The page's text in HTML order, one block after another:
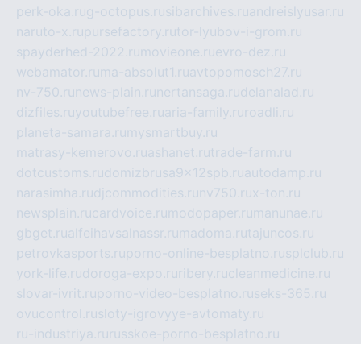
perk-oka.rug-octopus.rusibarchives.ruandreislyusar.ru
naruto-x.rupursefactory.rutor-lyubov-i-grom.ru
spayderhed-2022.ru movieone.ruevro-dez.ru
webamator.ru ma-absolut1.ruavtopomosch27.ru
nv-750.ru news-plain.ru nertansaga.rudelanalad.ru
dizfiles.ruyoutubefree.ruaria-family.ru roadli.ru
planeta-samara.ru mysmartbuy.ru
matrasy-kemerovo.ruashanet.rutrade-farm.ru
dotcustoms.rudomizbrusa9x12spb.ruautodamp.ru
narasimha.rudjcommodities.ru nv750.rux-ton.ru
newsplain.rucardvoice.ru modopaper.ru manunae.ru
gbget.rualfeihavsalnassr.ru madoma.rutajuncos.ru
petrovkasports.ruporno-online-besplatno.rusplclub.ru
york-life.rudoroga-expo.ru ribery.rucleanmedicine.ru
slovar-ivrit.ruporno-video-besplatno.ruseks-365.ru
ovucontrol.rusloty-igrovyye-avtomaty.ru
ru-industriya.ru russkoe-porno-besplatno.ru